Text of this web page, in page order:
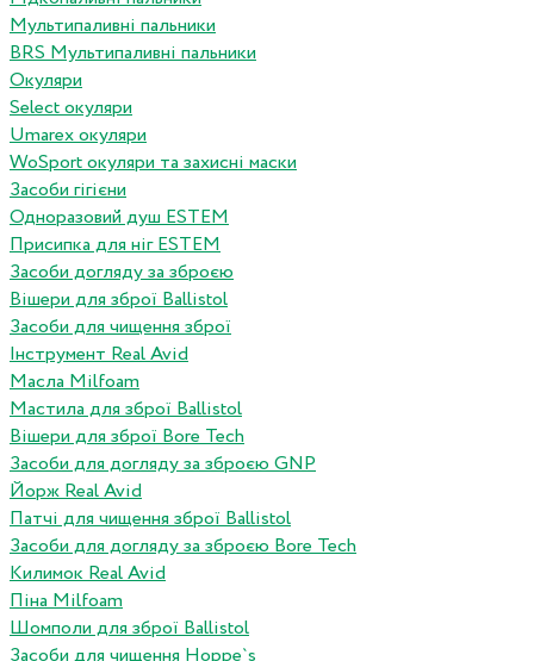
Мультипаливні пальники
BRS Мультипаливні пальники
Окуляри
Select окуляри
Umarex окуляри
WoSport окуляри та захисні маски
Засоби гігієни
Одноразовий душ ESTEM
Присипка для ніг ESTEM
Засоби догляду за зброєю
Вішери для зброї Ballistol
Засоби для чищення зброї
Інструмент Real Avid
Масла Milfoam
Мастила для зброї Ballistol
Вішери для зброї Bore Tech
Засоби для догляду за зброєю GNP
Йорж Real Avid
Патчі для чищення зброї Ballistol
Засоби для догляду за зброєю Bore Tech
Килимок Real Avid
Піна Milfoam
Шомполи для зброї Ballistol